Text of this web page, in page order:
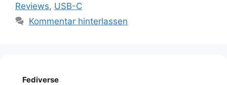
Reviews, USB-C
Kommentar hinterlassen
Fediverse